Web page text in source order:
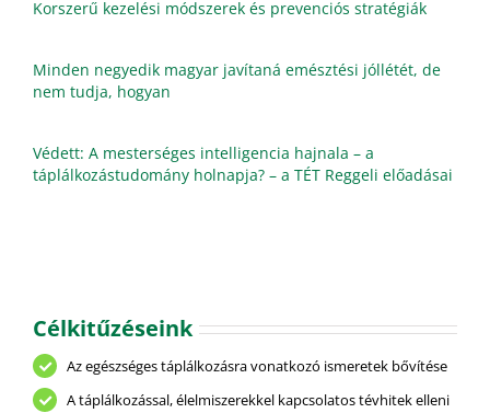
Korszerű kezelési módszerek és prevenciós stratégiák
Minden negyedik magyar javítaná emésztési jóllétét, de
nem tudja, hogyan
Védett: A mesterséges intelligencia hajnala – a
táplálkozástudomány holnapja? – a TÉT Reggeli előadásai
Célkitűzéseink
Az egészséges táplálkozásra vonatkozó ismeretek bővítése
A táplálkozással, élelmiszerekkel kapcsolatos tévhitek elleni